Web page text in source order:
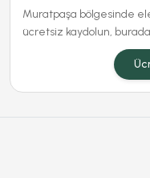
Muratpaşa bölgesinde
ücretsiz kaydolun,